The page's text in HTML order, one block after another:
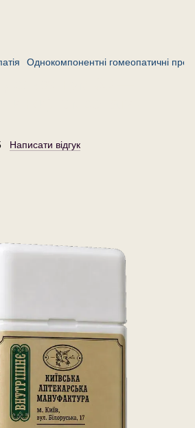
Однокомпонентні гомеопатичні
дельфініум 30 —
Написати відгук